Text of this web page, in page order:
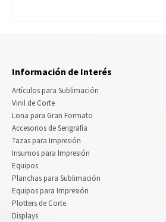
Información de Interés
Artículos para Sublimación
Vinil de Corte
Lona para Gran Formato
Accesorios de Serigrafía
Tazas para Impresión
Insumos para Impresión
Equipos
Planchas para Sublimación
Equipos para Impresión
Plotters de Corte
Displays